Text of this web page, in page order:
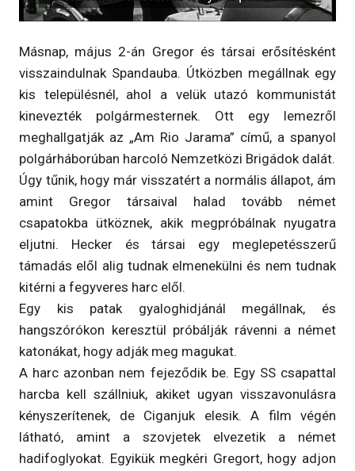
Másnap, május 2-án Gregor és társai erősítésként
visszaindulnak Spandauba. Útközben megállnak egy
kis településnél, ahol a velük utazó kommunistát
kinevezték polgármesternek. Ott egy lemezről
meghallgatják az „Am Rio Jarama” című, a spanyol
polgárháborúban harcoló Nemzetközi Brigádok dalát.
Úgy tűnik, hogy már visszatért a normális állapot, ám
amint Gregor társaival halad tovább német
csapatokba ütköznek, akik megpróbálnak nyugatra
eljutni. Hecker és társai egy meglepetésszerű
támadás elől alig tudnak elmenekülni és nem tudnak
kitérni a fegyveres harc elől.
Egy kis patak gyaloghidjánál megállnak, és
hangszórókon keresztül próbálják rávenni a német
katonákat, hogy adják meg magukat.
A harc azonban nem fejeződik be. Egy SS csapattal
harcba kell szállniuk, akiket ugyan visszavonulásra
kényszerítenek, de Ciganjuk elesik. A film végén
látható, amint a szovjetek elvezetik a német
hadifoglyokat. Egyikük megkéri Gregort, hogy adjon